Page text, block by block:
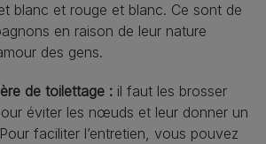
blanc et rouge et blanc. Ce sont de
en raison de leur nature
des gens.
de toilettage : il faut les brosser
éviter les nœuds et leur donner un
faciliter l’entretien, vous pouvez